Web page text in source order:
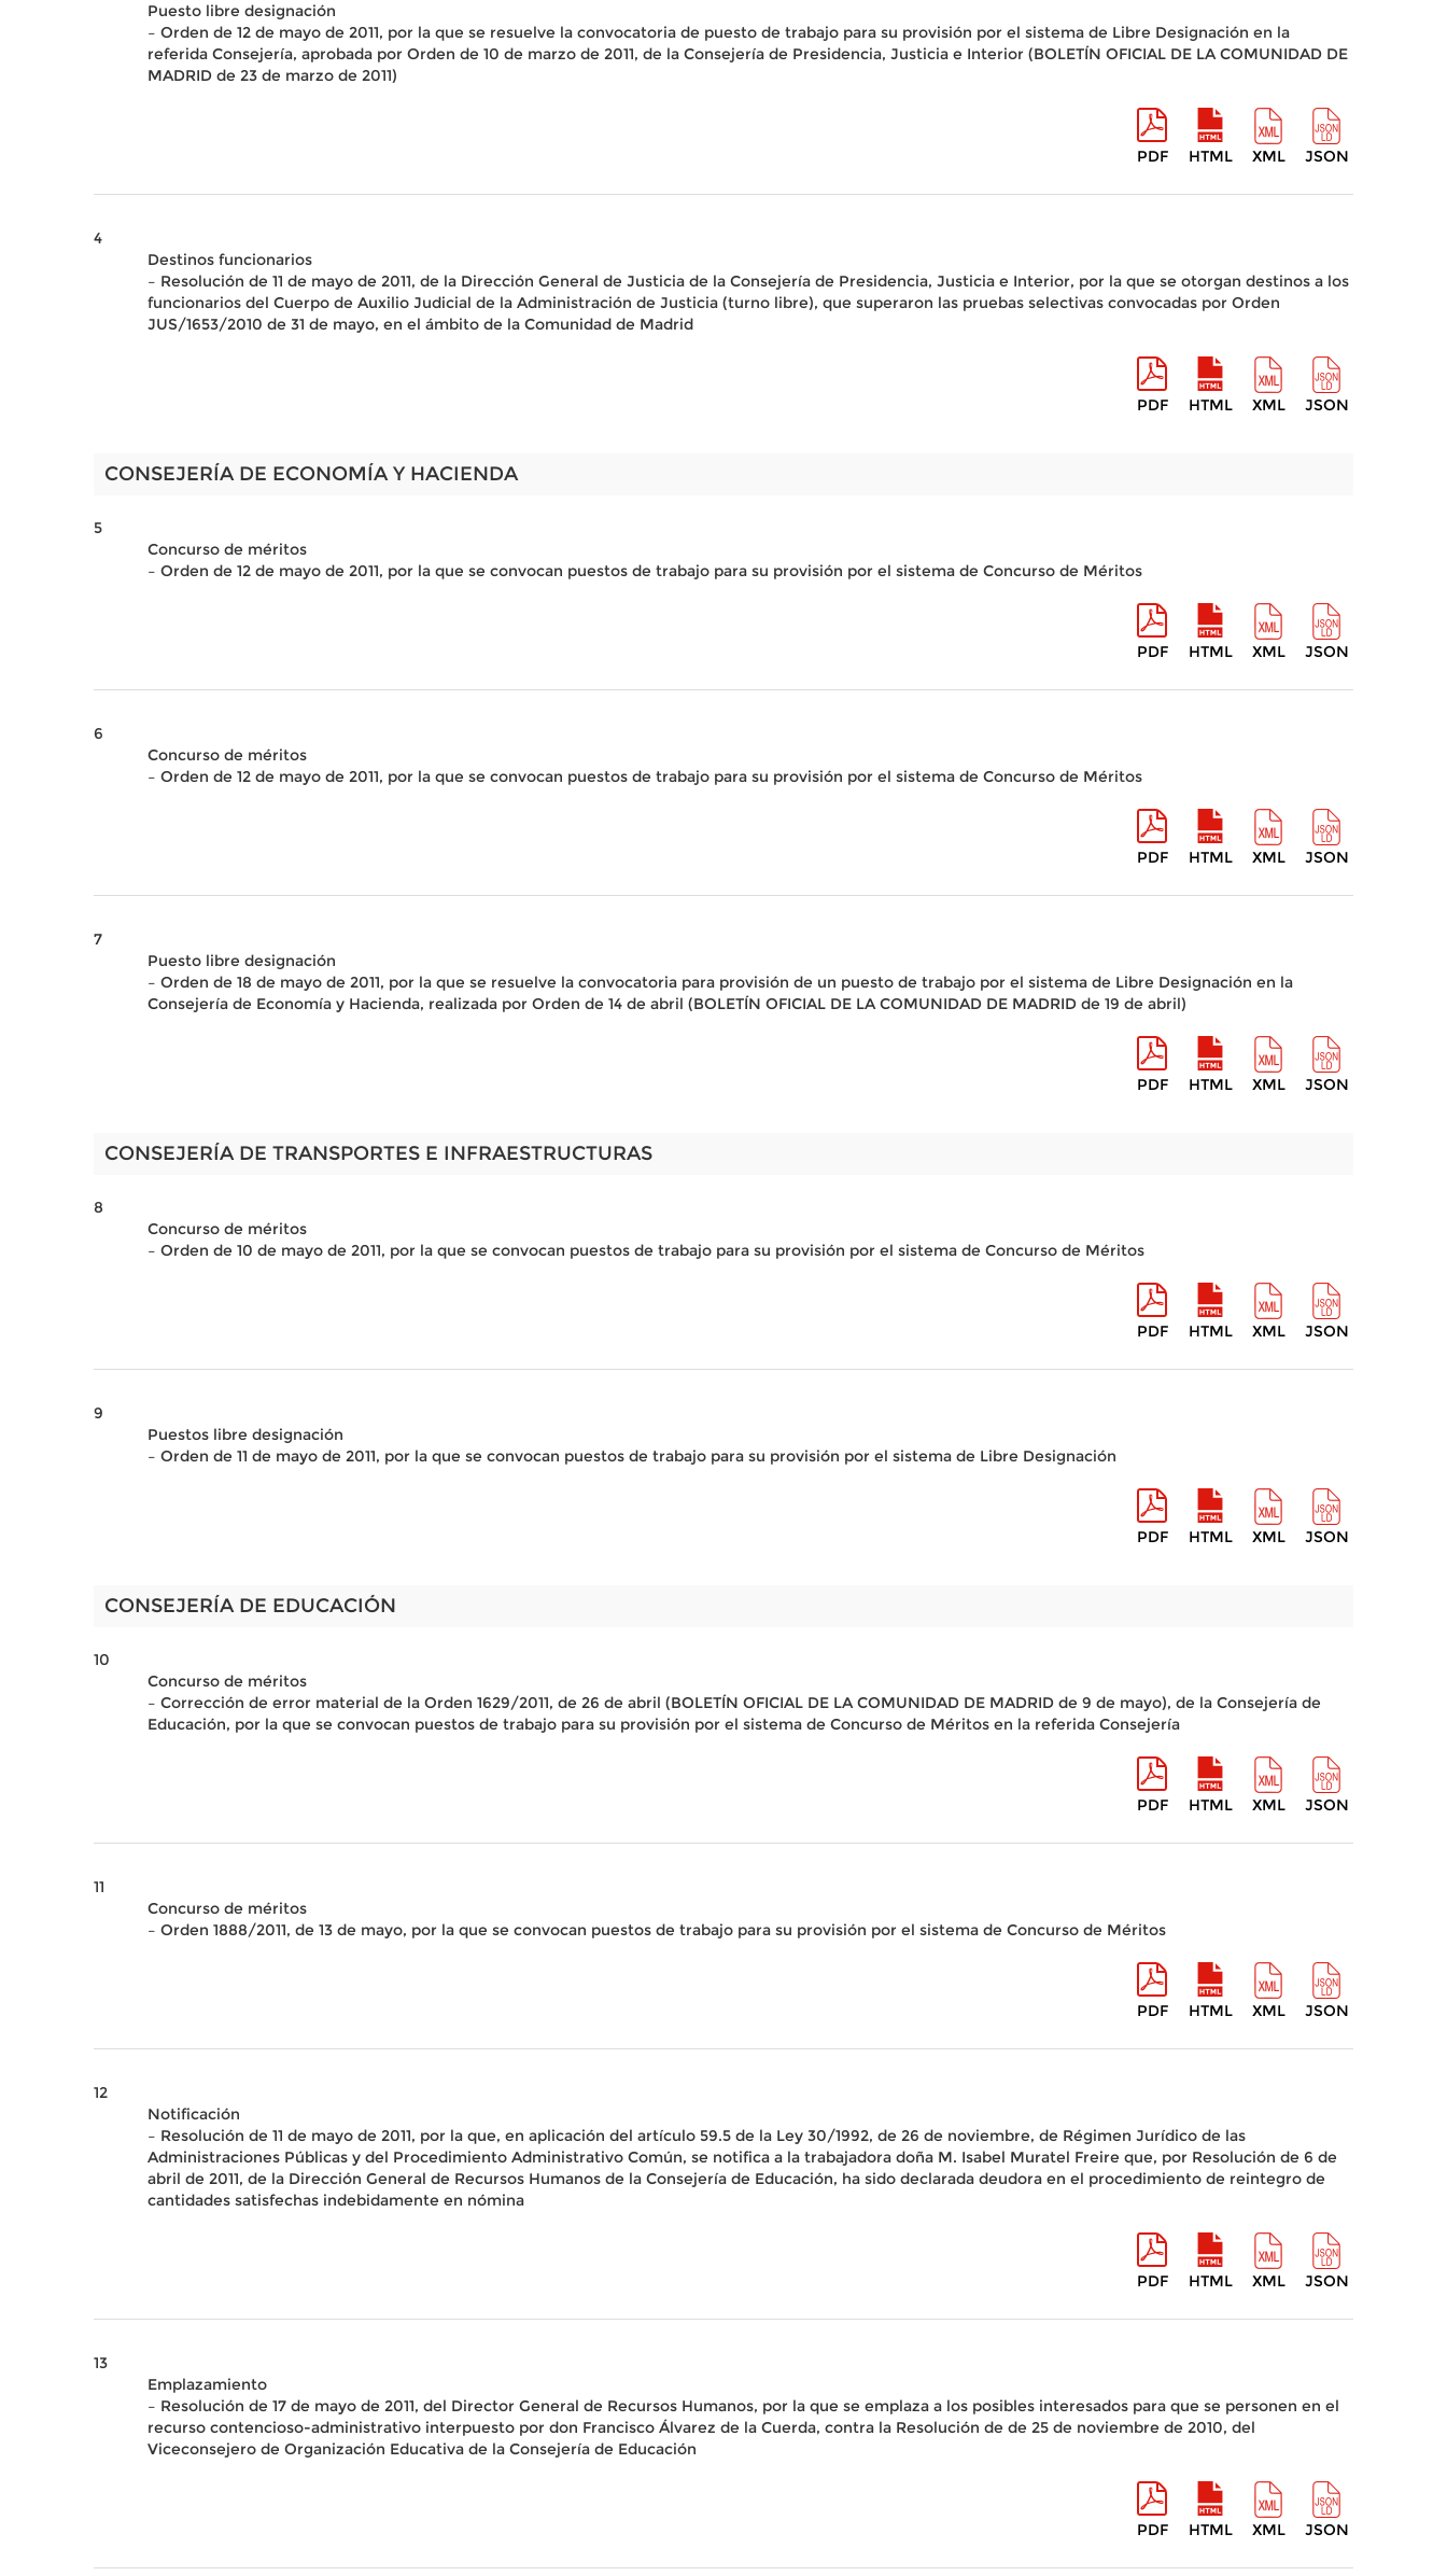
Puesto libre designación
– Orden de 12 de mayo de 2011, por la que se resuelve la convocatoria de puesto de trabajo para su provisión por el sistema de Libre Designación en la
referida Consejería, aprobada por Orden de 10 de marzo de 2011, de la Consejería de Presidencia, Justicia e Interior (BOLETÍN OFICIAL DE LA COMUNIDAD DE
MADRID de 23 de marzo de 2011)
PDF HTML XML JSON
4
Destinos funcionarios
– Resolución de 11 de mayo de 2011, de la Dirección General de Justicia de la Consejería de Presidencia, Justicia e Interior, por la que se otorgan destinos a los
funcionarios del Cuerpo de Auxilio Judicial de la Administración de Justicia (turno libre), que superaron las pruebas selectivas convocadas por Orden
JUS/1653/2010 de 31 de mayo, en el ámbito de la Comunidad de Madrid
PDF HTML XML JSON
CONSEJERÍA DE ECONOMÍA Y HACIENDA
5
Concurso de méritos
– Orden de 12 de mayo de 2011, por la que se convocan puestos de trabajo para su provisión por el sistema de Concurso de Méritos
PDF HTML XML JSON
6
Concurso de méritos
– Orden de 12 de mayo de 2011, por la que se convocan puestos de trabajo para su provisión por el sistema de Concurso de Méritos
PDF HTML XML JSON
7
Puesto libre designación
– Orden de 18 de mayo de 2011, por la que se resuelve la convocatoria para provisión de un puesto de trabajo por el sistema de Libre Designación en la
Consejería de Economía y Hacienda, realizada por Orden de 14 de abril (BOLETÍN OFICIAL DE LA COMUNIDAD DE MADRID de 19 de abril)
PDF HTML XML JSON
CONSEJERÍA DE TRANSPORTES E INFRAESTRUCTURAS
8
Concurso de méritos
– Orden de 10 de mayo de 2011, por la que se convocan puestos de trabajo para su provisión por el sistema de Concurso de Méritos
PDF HTML XML JSON
9
Puestos libre designación
– Orden de 11 de mayo de 2011, por la que se convocan puestos de trabajo para su provisión por el sistema de Libre Designación
PDF HTML XML JSON
CONSEJERÍA DE EDUCACIÓN
10
Concurso de méritos
– Corrección de error material de la Orden 1629/2011, de 26 de abril (BOLETÍN OFICIAL DE LA COMUNIDAD DE MADRID de 9 de mayo), de la Consejería de
Educación, por la que se convocan puestos de trabajo para su provisión por el sistema de Concurso de Méritos en la referida Consejería
PDF HTML XML JSON
11
Concurso de méritos
– Orden 1888/2011, de 13 de mayo, por la que se convocan puestos de trabajo para su provisión por el sistema de Concurso de Méritos
PDF HTML XML JSON
12
Notificación
– Resolución de 11 de mayo de 2011, por la que, en aplicación del artículo 59.5 de la Ley 30/1992, de 26 de noviembre, de Régimen Jurídico de las
Administraciones Públicas y del Procedimiento Administrativo Común, se notifica a la trabajadora doña M. Isabel Muratel Freire que, por Resolución de 6 de
abril de 2011, de la Dirección General de Recursos Humanos de la Consejería de Educación, ha sido declarada deudora en el procedimiento de reintegro de
cantidades satisfechas indebidamente en nómina
PDF HTML XML JSON
13
Emplazamiento
– Resolución de 17 de mayo de 2011, del Director General de Recursos Humanos, por la que se emplaza a los posibles interesados para que se personen en el
recurso contencioso-administrativo interpuesto por don Francisco Álvarez de la Cuerda, contra la Resolución de de 25 de noviembre de 2010, del
Viceconsejero de Organización Educativa de la Consejería de Educación
PDF HTML XML JSON